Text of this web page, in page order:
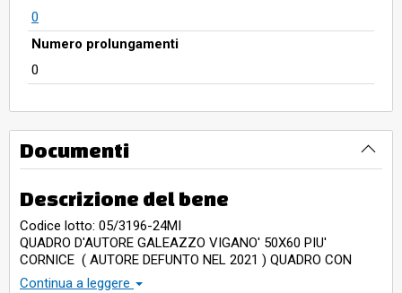
0
Numero prolungamenti
0
Documenti
Descrizione del bene
Codice lotto: 05/3196-24MI
QUADRO D'AUTORE GALEAZZO VIGANO' 50X60 PIU'
CORNICE ( AUTORE DEFUNTO NEL 2021 ) QUADRO CON
FIRMA E DATATO 1971
Continua a leggere